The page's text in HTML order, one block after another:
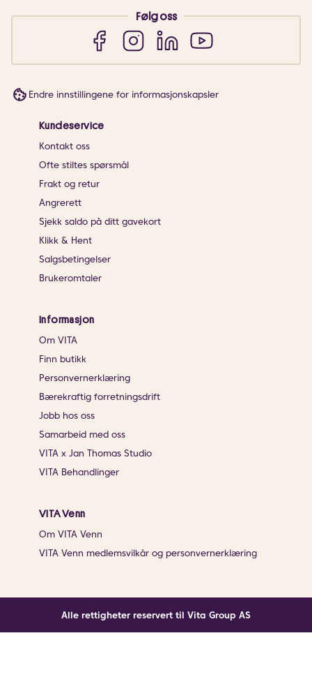
Følg oss
Endre innstillingene for informasjonskapsler
Kundeservice
Kontakt oss
Ofte stiltes spørsmål
Frakt og retur
Angrerett
Sjekk saldo på ditt gavekort
Klikk & Hent
Salgsbetingelser
Brukeromtaler
Informasjon
Om VITA
Finn butikk
Personvernerklæring
Bærekraftig forretningsdrift
Jobb hos oss
Samarbeid med oss
VITA x Jan Thomas Studio
VITA Behandlinger
VITA Venn
Om VITA Venn
VITA Venn medlemsvilkår og personvernerklæring
Alle rettigheter reservert til Vita Group AS